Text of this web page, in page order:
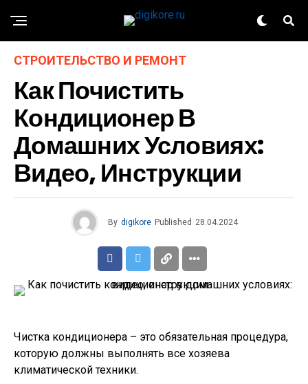
СТРОИТЕЛЬСТВО И РЕМОНТ
Как Почистить
Кондиционер В
Домашних Условиях:
Видео, Инструкции
By digikore Published 28.04.2024
Чистка кондиционера – это обязательная процедура,
которую должны выполнять все хозяева
климатической техники.